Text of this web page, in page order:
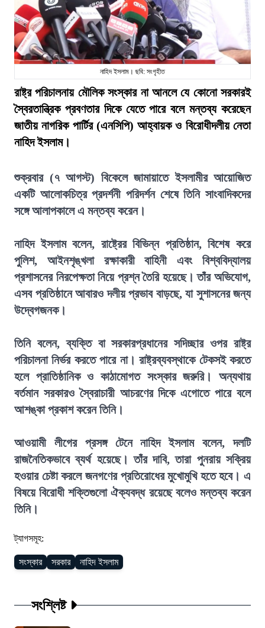
নাহিদ ইসলাম। ছবি: সংগৃহীত
রাষ্ট্র পরিচালনায় মৌলিক সংস্কার না আনলে যে কোনো সরকারই
স্বৈরতান্ত্রিক প্রবণতার দিকে যেতে পারে বলে মন্তব্য করেছেন
জাতীয় নাগরিক পার্টির (এনসিপি) আহ্বায়ক ও বিরোধীদলীয় নেতা
নাহিদ ইসলাম।
শুক্রবার (৭ আগস্ট) বিকেলে জামায়াতে ইসলামীর আয়োজিত
একটি আলোকচিত্র প্রদর্শনী পরিদর্শন শেষে তিনি সাংবাদিকদের
সঙ্গে আলাপকালে এ মন্তব্য করেন।
নাহিদ ইসলাম বলেন, রাষ্ট্রের বিভিন্ন প্রতিষ্ঠান, বিশেষ করে
পুলিশ, আইনশৃঙ্খলা রক্ষাকারী বাহিনী এবং বিশ্ববিদ্যালয়
প্রশাসনের নিরপেক্ষতা নিয়ে প্রশ্ন তৈরি হয়েছে। তাঁর অভিযোগ,
এসব প্রতিষ্ঠানে আবারও দলীয় প্রভাব বাড়ছে, যা সুশাসনের জন্য
উদ্বেগজনক।
তিনি বলেন, ব্যক্তি বা সরকারপ্রধানের সদিচ্ছার ওপর রাষ্ট্র
পরিচালনা নির্ভর করতে পারে না। রাষ্ট্রব্যবস্থাকে টেকসই করতে
হলে প্রাতিষ্ঠানিক ও কাঠামোগত সংস্কার জরুরি। অন্যথায়
বর্তমান সরকারও স্বৈরাচারী আচরণের দিকে এগোতে পারে বলে
আশঙ্কা প্রকাশ করেন তিনি।
আওয়ামী লীগের প্রসঙ্গ টেনে নাহিদ ইসলাম বলেন, দলটি
রাজনৈতিকভাবে ব্যর্থ হয়েছে। তাঁর দাবি, তারা পুনরায় সক্রিয়
হওয়ার চেষ্টা করলে জনগণের প্রতিরোধের মুখোমুখি হতে হবে। এ
বিষয়ে বিরোধী শক্তিগুলো ঐক্যবদ্ধ রয়েছে বলেও মন্তব্য করেন
তিনি।
ট্যাগসমূহ:
সংস্কার সরকার নাহিদ ইসলাম
সংশ্লিষ্ট